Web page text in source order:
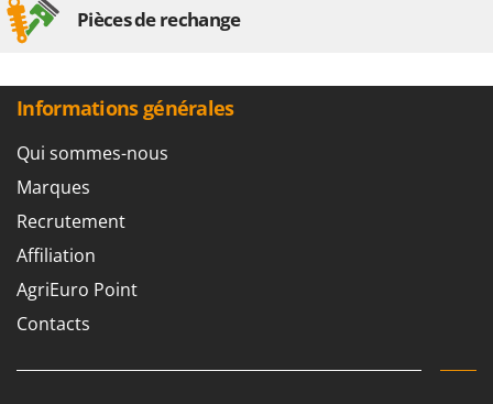
Pièces de rechange
Informations générales
Qui sommes-nous
Marques
Recrutement
Affiliation
AgriEuro Point
Contacts